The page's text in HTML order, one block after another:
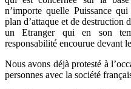
n’importe quelle Puissance
plan d’attaque et de destruction
un Etranger qui en son
responsabilité encourue devant
Nous avons déjà protesté à
personnes avec la société